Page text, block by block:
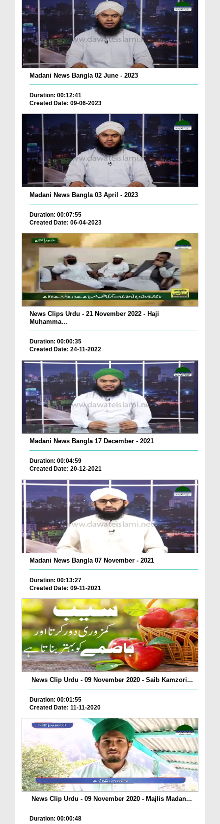
Madani News Bangla 02 June - 2023
Duration: 00:12:41
Created Date: 09-06-2023
Madani News Bangla 03 April - 2023
Duration: 00:07:55
Created Date: 06-04-2023
News Clips Urdu - 21 November 2022 - Haji
Muhamma...
Duration: 00:00:35
Created Date: 24-11-2022
Madani News Bangla 17 December - 2021
Duration: 00:04:59
Created Date: 20-12-2021
Madani News Bangla 07 November - 2021
Duration: 00:13:27
Created Date: 09-11-2021
News Clip Urdu - 09 November 2020 - Saib Kamzori...
Duration: 00:01:55
Created Date: 11-11-2020
News Clip Urdu - 09 November 2020 - Majlis Madan...
Duration: 00:00:48